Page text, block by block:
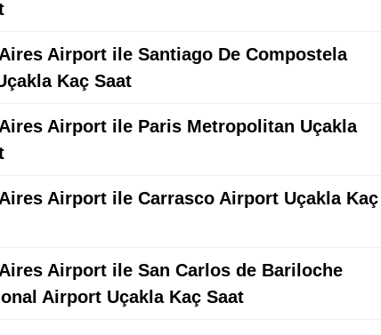
Airport ile Santiago De Compostela
Kaç Saat
Airport ile Paris Metropolitan Uçakla
Airport ile Carrasco Airport Uçakla Kaç
Airport ile San Carlos de Bariloche
Airport Uçakla Kaç Saat